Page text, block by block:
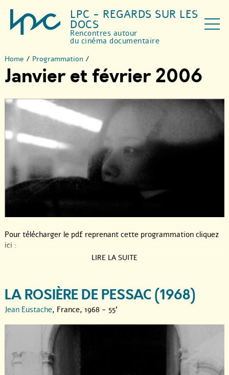
LPC - REGARDS SUR LES
DOCS
Rencontres autour
du cinéma documentaire
Home / Programmation /
Janvier et février 2006
Pour télécharger le pdf reprenant cette programmation cliquez
ici :
LIRE LA SUITE
LA ROSIÈRE DE PESSAC (1968)
Jean Eustache, France, 1968 - 55'